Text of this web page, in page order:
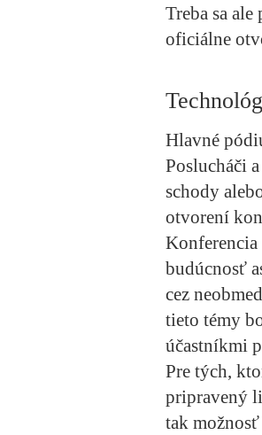
Treba sa
oficiálne
Hlavné
Poslucháči
schody
otvorení
budúcnosť
cez
tieto témy
účastníkmi
Pre tých,
pripravený
tak